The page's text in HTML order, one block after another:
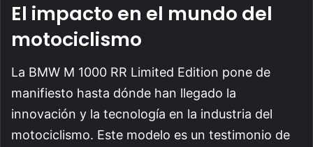
El impacto en el mundo del
motociclismo
La BMW M 1000 RR Limited Edition pone de
manifiesto hasta dónde han llegado la
innovación y la tecnología en la industria del
motociclismo. Este modelo es un testimonio de